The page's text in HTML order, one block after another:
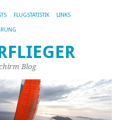
FLUGSTATISTIK LINKS
Blog